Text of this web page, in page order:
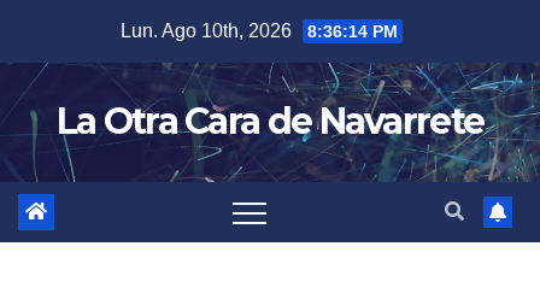
content
Lun. Ago 10th, 2026 8:36:15 PM
La Otra Cara de Navarrete